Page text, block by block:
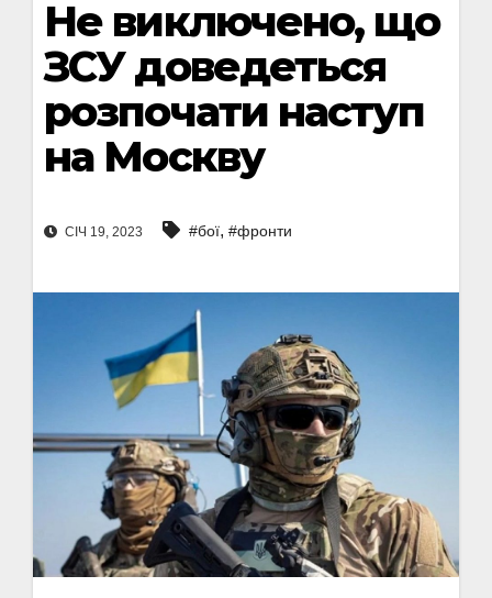
Не виключено, що
ЗСУ доведеться
розпочати наступ
на Москву
СІЧ 19, 2023 #бої, #фронти